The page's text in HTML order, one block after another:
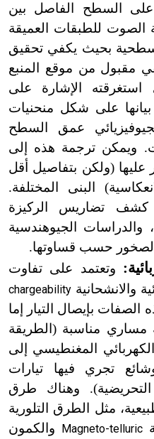
على السطح الفاصل بين
للطبقات العميقة
بحيث يكفي تحقيق
مقبول من موقع المنبع
استغرقته الإشارة على
على شكل منحنيات
عمق السطح
ويمكن ترجمة هذه إلى
عليها (ولكن بتفاصيل أقل
البنى المختلفة.
تضاريس الركيزة
والدراسات الجيوهندسية
الصخور حسب قساوتها.
وتعتمد على تفاوت
والانشحانية chargeability
بإيصال التيار إما
مناسبة (الطريقة
الكهربائي المغنطيسي إلى
تجري فيها تيارات
التحريضية). وهناك طرق
مثل الطرق التلورية
Magneto-telluric والكمون